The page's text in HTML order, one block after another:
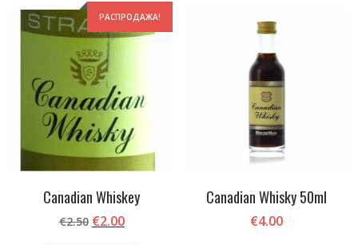
РАСПРОДАЖА!
Canadian Whiskey
€2.50 Первоначальная
€2.00Текущая
Canadian Whisky 50ml
€4.00